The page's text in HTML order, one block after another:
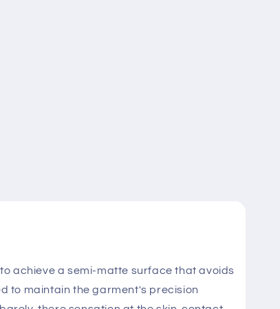
achieve a semi-matte surface that avoids
to maintain the garment's precision